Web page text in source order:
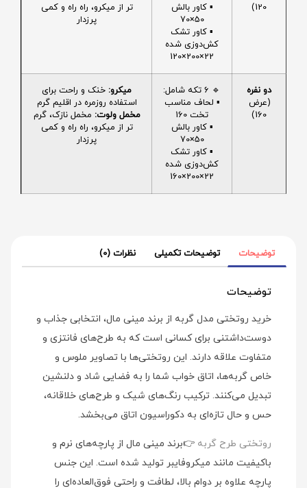
120)
▪️ کاور بالش
50×70
▪️ کاور تشک
کش‌دوزی شده
22×200×120
تر از میکرو، راه راه و کمی
پرزدار
دو نفره
(عرض
160)
🔹 6 تکه شامل:
▪️ لحاف مناسب
تخت 160
▪️ کاور بالش
50×70
▪️ کاور تشک
کش‌دوزی شده
22×200×160
میکرو: خنک و راحت برای
استفاده روزمره در اقلیم گرم
مخمل ولوت: مخمل نازک، گرم
تر از میکرو، راه راه و کمی
پرزدار
توضیحات توضیحات تکمیلی نظرات (0)
توضیحات
خرید روتختی مدل گربه از برند مینی‌ مال، انتخابی جذاب و
دوست‌داشتنی برای کسانی است که به طرح‌های فانتزی و
متفاوت علاقه دارند. این روتختی‌ها با تصاویر ملوس و
خاص گربه‌ها، اتاق خواب شما را به فضایی شاد و دلنشین
تبدیل می‌کنند. ترکیب رنگ‌های شیک و طرح‌های خلاقانه،
حس و حال تازه‌ای به دکوراسیون اتاق می‌بخشد.
روتختی طرح گربه 👉برند مینی‌ مال از پارچه‌های نرم و
باکیفیت مانند میکروفایبر تولید شده است. این جنس
پارچه علاوه بر دوام بالا، لطافت و راحتی فوق‌العاده‌ای را